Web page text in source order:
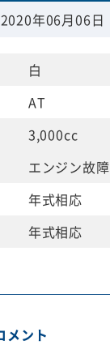
2020年06月06日
白
AT
3,000cc
エンジン故障
年式相応
年式相応
メント